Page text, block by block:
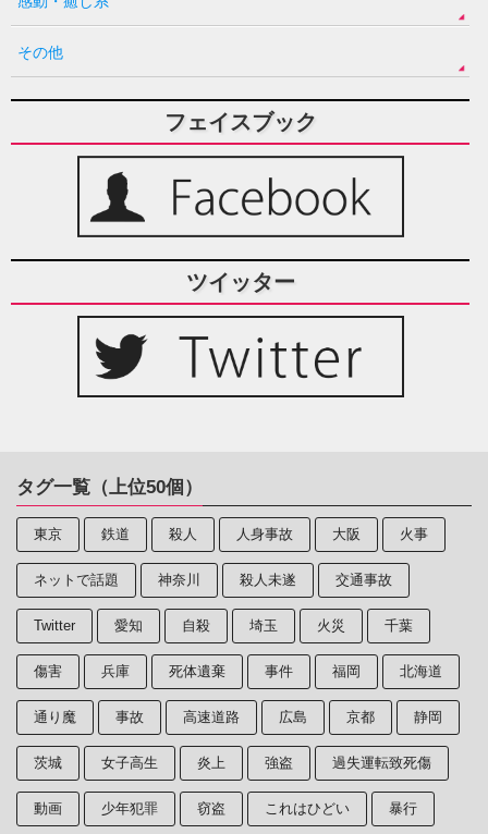
その他
フェイスブック
ツイッター
タグ一覧（上位50個）
東京 鉄道 殺人 人身事故 大阪 火事
ネットで話題 神奈川 殺人未遂 交通事故
Twitter 愛知 自殺 埼玉 火災 千葉
傷害 兵庫 死体遺棄 事件 福岡 北海道
通り魔 事故 高速道路 広島 京都 静岡
茨城 女子高生 炎上 強盗 過失運転致死傷
動画 少年犯罪 窃盗 これはひどい 暴行